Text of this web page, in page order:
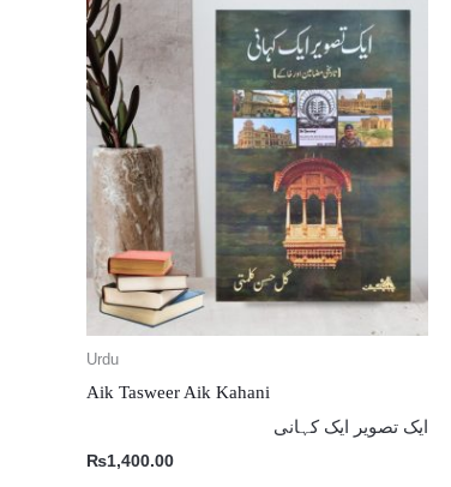
Urdu
Aik Tasweer Aik Kahani
ایک تصویر ایک کہانی
₨1,400.00